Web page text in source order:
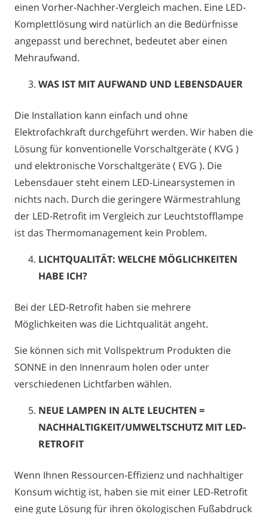
einen Vorher-Nachher-Vergleich machen. Eine LED-
Komplettlösung wird natürlich an die Bedürfnisse
angepasst und berechnet, bedeutet aber einen
Mehraufwand.
WAS IST MIT AUFWAND UND LEBENSDAUER
Die Installation kann einfach und ohne
Elektrofachkraft durchgeführt werden. Wir haben die
Lösung für konventionelle Vorschaltgeräte ( KVG )
und elektronische Vorschaltgeräte ( EVG ). Die
Lebensdauer steht einem LED-Linearsystemen in
nichts nach. Durch die geringere Wärmestrahlung
der LED-Retrofit im Vergleich zur Leuchtstofflampe
ist das Thermomanagement kein Problem.
LICHTQUALITÄT: WELCHE MÖGLICHKEITEN
HABE ICH?
Bei der LED-Retrofit haben sie mehrere
Möglichkeiten was die Lichtqualität angeht.
Sie können sich mit Vollspektrum Produkten die
SONNE in den Innenraum holen oder unter
verschiedenen Lichtfarben wählen.
NEUE LAMPEN IN ALTE LEUCHTEN =
NACHHALTIGKEIT/UMWELTSCHUTZ MIT LED-
RETROFIT
Wenn Ihnen Ressourcen-Effizienz und nachhaltiger
Konsum wichtig ist, haben sie mit einer LED-Retrofit
eine gute Lösung für ihren ökologischen Fußabdruck